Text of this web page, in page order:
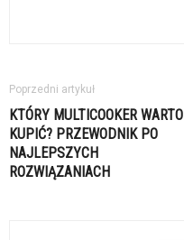
Poprzedni artykuł
KTÓRY MULTICOOKER WARTO
KUPIĆ? PRZEWODNIK PO
NAJLEPSZYCH
ROZWIĄZANIACH